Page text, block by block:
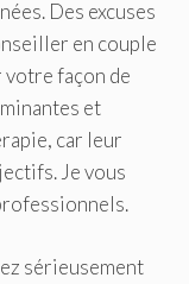
Des excuses
en couple
façon de
et
car leur
Je vous
sérieusement